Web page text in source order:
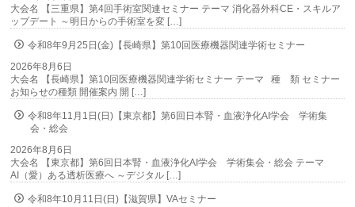
大会名 【三重県】第4回手術室関連セミナー テーマ 消化器外科CE・スキルア
ップデート ～明日からの手術室を変 […]
令和8年9月25日(金)【長崎県】第10回医療機器関連学術セミナー
2026年8月6日
大会名 【長崎県】第10回医療機器関連学術セミナー テーマ 種 類 セミナー
お知らせの種類 開催案内 開 […]
令和8年11月1日(日)【東京都】第6回日本腎・血液浄化AI学会 学術集
会・総会
2026年8月6日
大会名 【東京都】第6回日本腎・血液浄化AI学会 学術集会・総会 テーマ
AI（愛）ある透析医療へ ～デジタル […]
令和8年10月11日(日)【滋賀県】VAセミナー